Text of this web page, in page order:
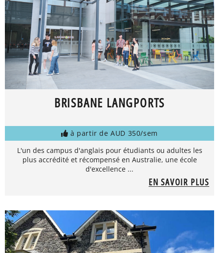
BRISBANE LANGPORTS
à partir de AUD 350/sem
L'un des campus d'anglais pour étudiants ou adultes les
plus accrédité et récompensé en Australie, une école
d'excellence ...
EN SAVOIR PLUS